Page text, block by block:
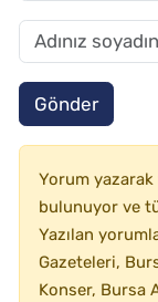
Gönder
Yorum yazarak
bulunuyor ve
Yazılan
Gazeteleri,
Konser, Bursa